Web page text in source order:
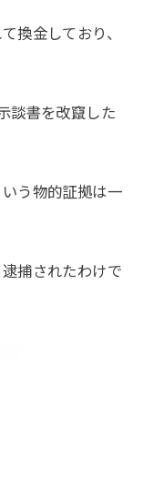
換金しており、
談書を改竄した
う物的証拠は一
捕されたわけで